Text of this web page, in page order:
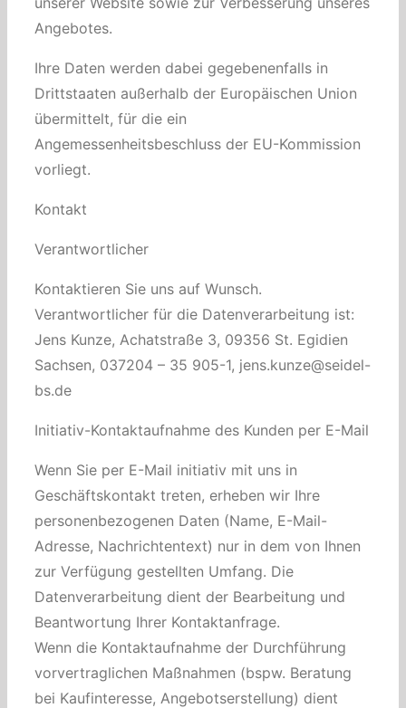
Angebotes.
Ihre Daten werden dabei gegebenenfalls in
Drittstaaten außerhalb der Europäischen Union
übermittelt, für die ein
Angemessenheitsbeschluss der EU-Kommission
vorliegt.
Kontakt
Verantwortlicher
Kontaktieren Sie uns auf Wunsch.
Verantwortlicher für die Datenverarbeitung ist:
Jens Kunze, Achatstraße 3, 09356 St. Egidien
Sachsen, 037204 – 35 905-1, jens.kunze@seidel-
bs.de
Initiativ-Kontaktaufnahme des Kunden per E-Mail
Wenn Sie per E-Mail initiativ mit uns in
Geschäftskontakt treten, erheben wir Ihre
personenbezogenen Daten (Name, E-Mail-
Adresse, Nachrichtentext) nur in dem von Ihnen
zur Verfügung gestellten Umfang. Die
Datenverarbeitung dient der Bearbeitung und
Beantwortung Ihrer Kontaktanfrage.
Wenn die Kontaktaufnahme der Durchführung
vorvertraglichen Maßnahmen (bspw. Beratung
bei Kaufinteresse, Angebotserstellung) dient